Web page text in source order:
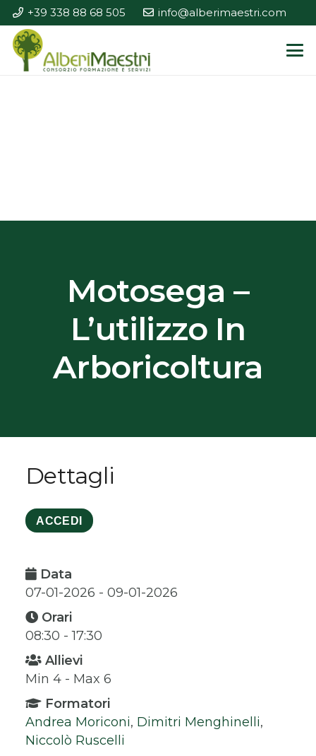
+39 338 88 68 505 info@alberimaestri.com
Motosega –
L’utilizzo In
Arboricoltura
Dettagli
ACCEDI
Data
07-01-2026 - 09-01-2026
Orari
08:30 - 17:30
Allievi
Min 4 - Max 6
Formatori
Andrea Moriconi, Dimitri Menghinelli,
Niccolò Ruscelli